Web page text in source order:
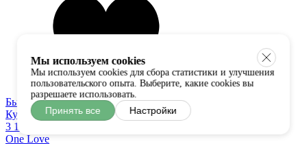
Быстрый просмотр
Купить в один клик
3 100 руб
One Love
Мы используем cookies
Мы используем cookies для сбора статистики и улучшения
пользовательского опыта. Выберите, какие cookies вы
разрешаете использовать.
Принять все Настройки